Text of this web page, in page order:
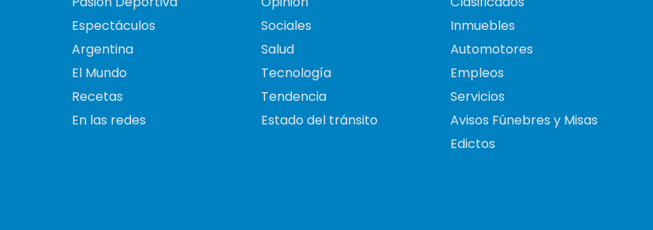
Espectáculos
Argentina
El Mundo
Recetas
En las redes
Sociales
Salud
Tecnología
Tendencia
Estado del tránsito
Inmuebles
Automotores
Empleos
Servicios
Avisos Fúnebres y Misas
Edictos